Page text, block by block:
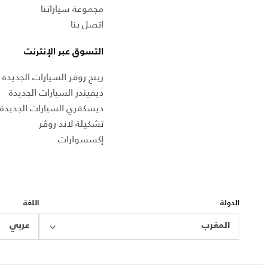
مجموعة سياراتنا
اتصل بنا
التسوق عبر الإنترنت
رينج روڤر السيارات الجديدة
ديفيندر السيارات الجديدة
ديسكڤري السيارات الجديدة
تشكيلة لاند روڤر
إكسسوارات
الدولة
المغرب
اللغة
عربي